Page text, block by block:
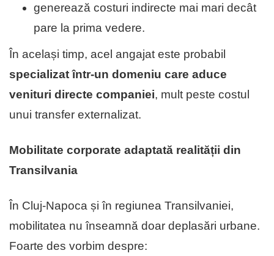
generează costuri indirecte mai mari decât
pare la prima vedere.
În același timp, acel angajat este probabil
specializat într-un domeniu care aduce
venituri directe companiei, mult peste costul
unui transfer externalizat.
Mobilitate corporate adaptată realității din
Transilvania
În Cluj-Napoca și în regiunea Transilvaniei,
mobilitatea nu înseamnă doar deplasări urbane.
Foarte des vorbim despre: